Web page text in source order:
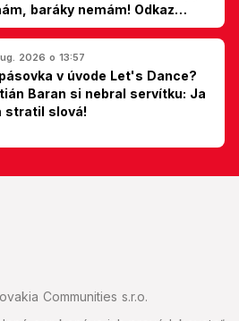
baráky nemám! Odkaz
2026 o 13:57
v úvode Let's Dance?
Baran si nebral servítku: Ja
stratil slová!
Communities s.r.o.